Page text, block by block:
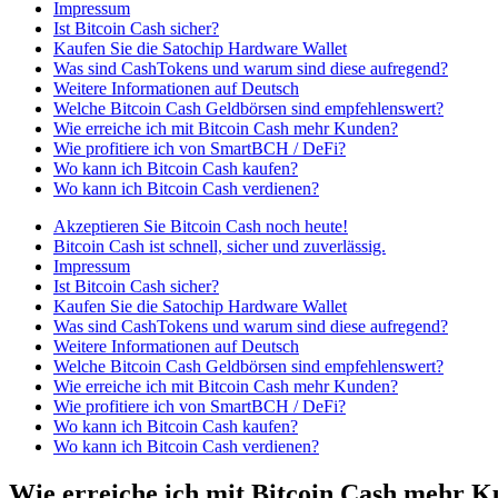
Impressum
Ist Bitcoin Cash sicher?
Kaufen Sie die Satochip Hardware Wallet
Was sind CashTokens und warum sind diese aufregend?
Weitere Informationen auf Deutsch
Welche Bitcoin Cash Geldbörsen sind empfehlenswert?
Wie erreiche ich mit Bitcoin Cash mehr Kunden?
Wie profitiere ich von SmartBCH / DeFi?
Wo kann ich Bitcoin Cash kaufen?
Wo kann ich Bitcoin Cash verdienen?
Akzeptieren Sie Bitcoin Cash noch heute!
Bitcoin Cash ist schnell, sicher und zuverlässig.
Impressum
Ist Bitcoin Cash sicher?
Kaufen Sie die Satochip Hardware Wallet
Was sind CashTokens und warum sind diese aufregend?
Weitere Informationen auf Deutsch
Welche Bitcoin Cash Geldbörsen sind empfehlenswert?
Wie erreiche ich mit Bitcoin Cash mehr Kunden?
Wie profitiere ich von SmartBCH / DeFi?
Wo kann ich Bitcoin Cash kaufen?
Wo kann ich Bitcoin Cash verdienen?